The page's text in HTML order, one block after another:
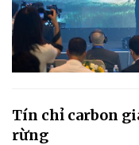
Tín chỉ carbon
rừng